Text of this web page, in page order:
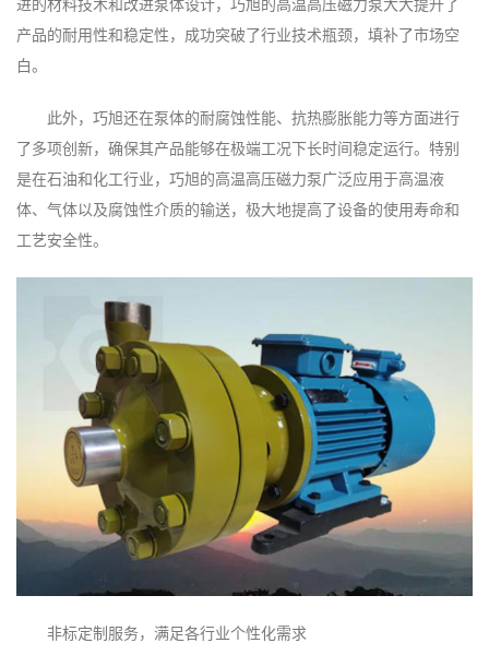
进的材料技术和改进泵体设计，巧旭的高温高压磁力泵大大提升了
产品的耐用性和稳定性，成功突破了行业技术瓶颈，填补了市场空
白。
此外，巧旭还在泵体的耐腐蚀性能、抗热膨胀能力等方面进行
了多项创新，确保其产品能够在极端工况下长时间稳定运行。特别
是在石油和化工行业，巧旭的高温高压磁力泵广泛应用于高温液
体、气体以及腐蚀性介质的输送，极大地提高了设备的使用寿命和
工艺安全性。
非标定制服务，满足各行业个性化需求